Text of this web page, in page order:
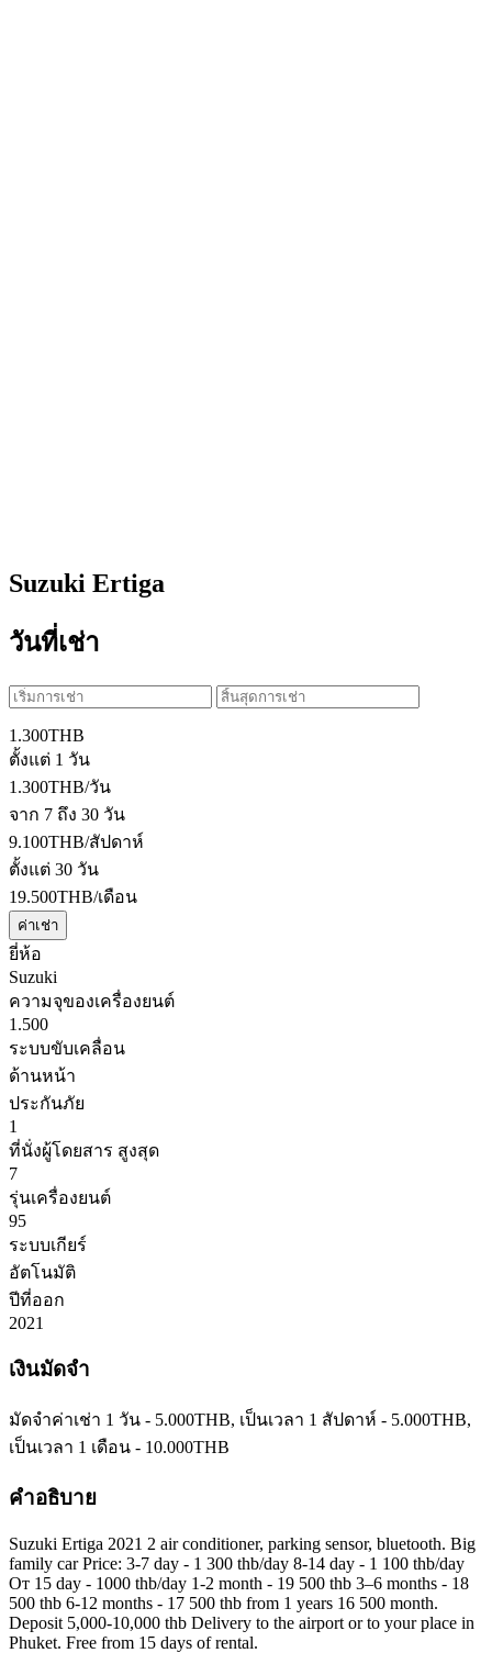
Suzuki Ertiga
วันที่เช่า
1.300THB
ตั้งแต่ 1 วัน
1.300THB/วัน
จาก 7 ถึง 30 วัน
9.100THB/สัปดาห์
ตั้งแต่ 30 วัน
19.500THB/เดือน
ค่าเช่า
ยี่ห้อ
Suzuki
ความจุของเครื่องยนต์
1.500
ระบบขับเคลื่อน
ด้านหน้า
ประกันภัย
1
ที่นั่งผู้โดยสาร สูงสุด
7
รุ่นเครื่องยนต์
95
ระบบเกียร์
อัตโนมัติ
ปีที่ออก
2021
เงินมัดจำ
มัดจำค่าเช่า 1 วัน - 5.000THB, เป็นเวลา 1 สัปดาห์ - 5.000THB,
เป็นเวลา 1 เดือน - 10.000THB
คำอธิบาย
Suzuki Ertiga 2021 2 air conditioner, parking sensor, bluetooth. Big
family car Price: 3-7 day - 1 300 thb/day 8-14 day - 1 100 thb/day
От 15 day - 1000 thb/day 1-2 month - 19 500 thb 3–6 months - 18
500 thb 6-12 months - 17 500 thb from 1 years 16 500 month.
Deposit 5,000-10,000 thb Delivery to the airport or to your place in
Phuket. Free from 15 days of rental.